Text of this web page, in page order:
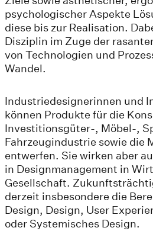
psychologischer Aspekte
diese bis zur Realisation.
Disziplin im Zuge der
von Technologien und
Wandel.
Industriedesignerinnen und
können Produkte für die
Investitionsgüter-, Möbel-,
Fahrzeugindustrie sowie die
entwerfen. Sie wirken aber
in Designmanagement in
Gesellschaft.
derzeit insbesondere die
Design, Design, User
oder Systemisches Design.